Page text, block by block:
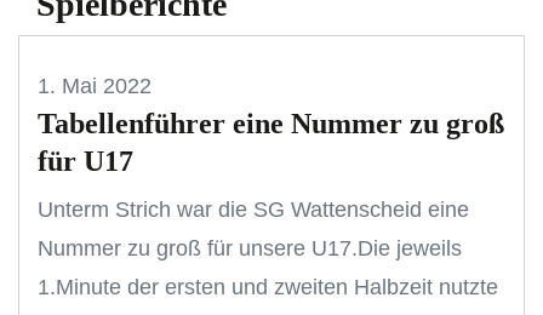
1. Mai 2022
Tabellenführer eine Nummer zu groß
für U17
Unterm Strich war die SG Wattenscheid eine
Nummer zu groß für unsere U17.Die jeweils
1.Minute der ersten und zweiten Halbzeit nutzte